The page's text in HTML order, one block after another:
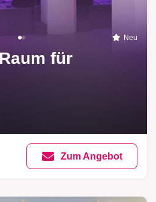
Neu
für
Zum Angebot